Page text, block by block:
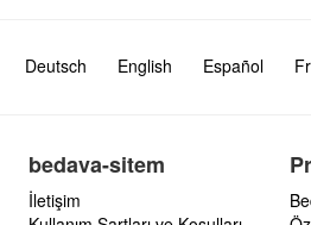
Deutsch English Español
bedava-sitem
İletişim